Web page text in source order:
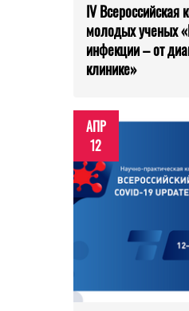
IV Всероссийская
молодых ученых
инфекции – от
клинике»
АПР
12